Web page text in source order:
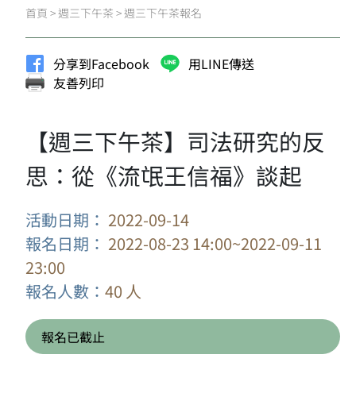
首頁 >週三下午茶 >週三下午茶報名
分享到Facebook
用LINE傳送
友善列印
【週三下午茶】司法研究的反
思：從《流氓王信福》談起
活動日期： 2022-09-14
報名日期： 2022-08-23 14:00~2022-09-11
23:00
報名人數： 40 人
報名已截止